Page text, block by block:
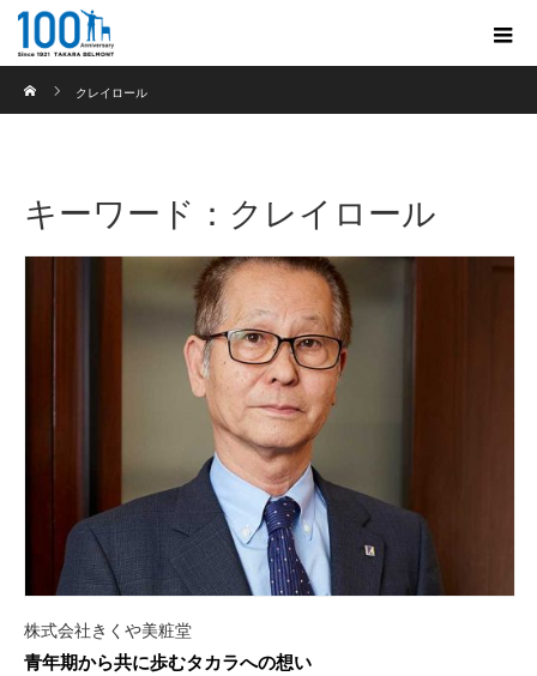
クレイロール
キーワード：クレイロール
株式会社きくや美粧堂
青年期から共に歩むタカラへの想い